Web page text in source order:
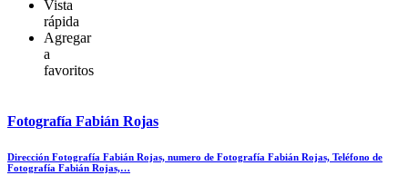
Vista
rápida
Agregar
a
favoritos
Fotografía Fabián Rojas
Dirección Fotografía Fabián Rojas, numero de Fotografía Fabián Rojas, Teléfono de
Fotografía Fabián Rojas,…